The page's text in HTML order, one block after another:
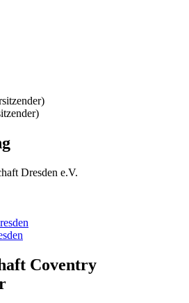
Dresden e.V.
Coventry